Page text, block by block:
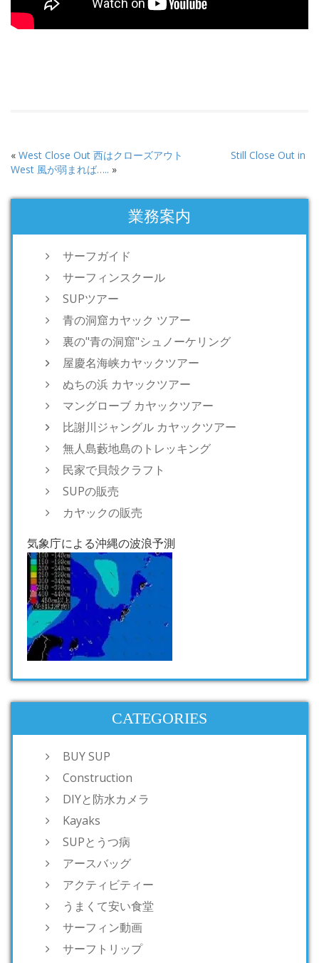
« West Close Out 西はクローズアウト
Still Close Out in
West 風が弱まれば….. »
業務案内
サーフガイド
サーフィンスクール
SUPツアー
青の洞窟カヤック ツアー
裏の"青の洞窟"シュノーケリング
屋慶名海峡カヤックツアー
ぬちの浜 カヤックツアー
マングローブ カヤックツアー
比謝川ジャングル カヤックツアー
無人島藪地島のトレッキング
民家で貝殻クラフト
SUPの販売
カヤックの販売
気象庁による沖縄の波浪予測
CATEGORIES
BUY SUP
Construction
DIYと防水カメラ
Kayaks
SUPとうつ病
アースバッグ
アクティビティー
うまくて安い食堂
サーフィン動画
サーフトリップ